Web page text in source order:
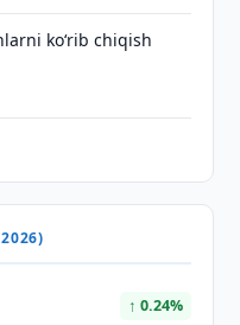
ko‘rib chiqish
↑ 0.24%